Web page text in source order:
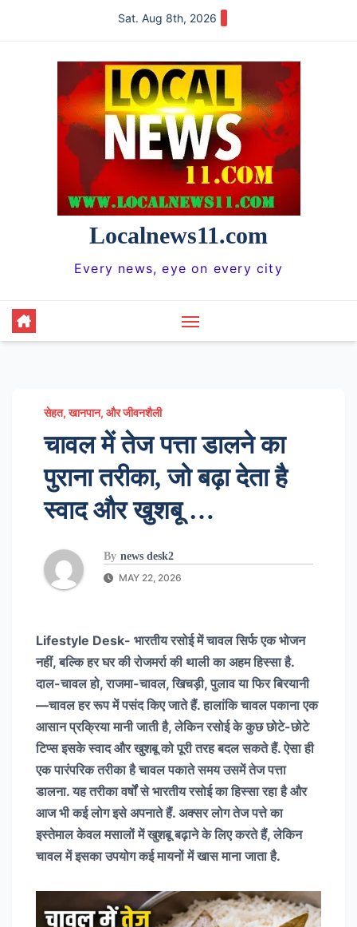
Sat. Aug 8th, 2026
Localnews11.com
Every news, eye on every city
सेहत, खानपान, और जीवनशैली
चावल में तेज पत्ता डालने का
पुराना तरीका, जो बढ़ा देता है
स्वाद और खुशबू …
By news desk2
MAY 22, 2026
Lifestyle Desk- भारतीय रसोई में चावल सिर्फ एक भोजन
नहीं, बल्कि हर घर की रोजमर्रा की थाली का अहम हिस्सा है.
दाल-चावल हो, राजमा-चावल, खिचड़ी, पुलाव या फिर बिरयानी
—चावल हर रूप में पसंद किए जाते हैं. हालांकि चावल पकाना एक
आसान प्रक्रिया मानी जाती है, लेकिन रसोई के कुछ छोटे-छोटे
टिप्स इसके स्वाद और खुशबू को पूरी तरह बदल सकते हैं. ऐसा ही
एक पारंपरिक तरीका है चावल पकाते समय उसमें तेज पत्ता
डालना. यह तरीका वर्षों से भारतीय रसोई का हिस्सा रहा है और
आज भी कई लोग इसे अपनाते हैं. अक्सर लोग तेज पत्ते का
इस्तेमाल केवल मसालों में खुशबू बढ़ाने के लिए करते हैं, लेकिन
चावल में इसका उपयोग कई मायनों में खास माना जाता है.